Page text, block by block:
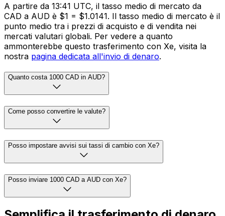
A partire da 13:41 UTC, il tasso medio di mercato da
CAD a AUD è $1 = $1.0141. Il tasso medio di mercato è il
punto medio tra i prezzi di acquisto e di vendita nei
mercati valutari globali. Per vedere a quanto
ammonterebbe questo trasferimento con Xe, visita la
nostra pagina dedicata all'invio di denaro.
Quanto costa 1000 CAD in AUD?
Come posso convertire le valute?
Posso impostare avvisi sui tassi di cambio con Xe?
Posso inviare 1000 CAD a AUD con Xe?